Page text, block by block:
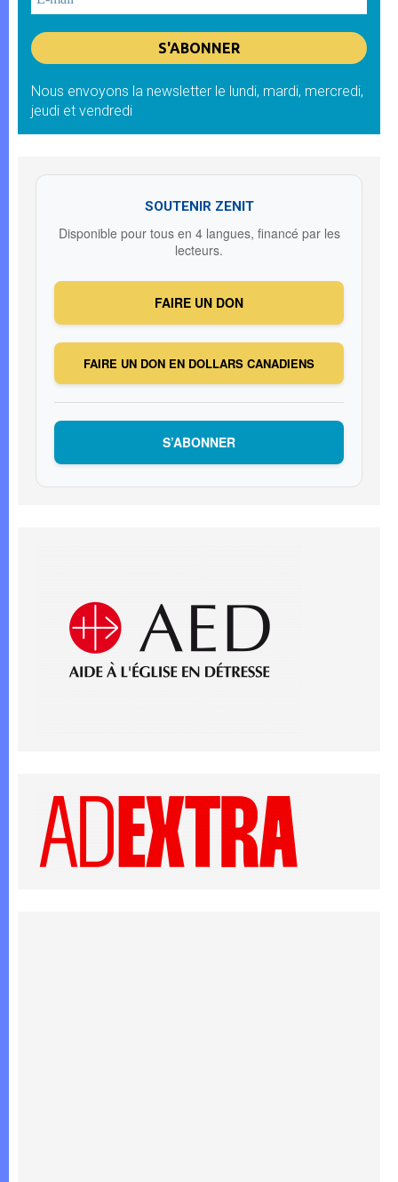
Nous envoyons la newsletter le lundi, mardi, mercredi,
jeudi et vendredi
SOUTENIR ZENIT
Disponible pour tous en 4 langues, financé par les
lecteurs.
FAIRE UN DON
FAIRE UN DON EN DOLLARS CANADIENS
S’ABONNER